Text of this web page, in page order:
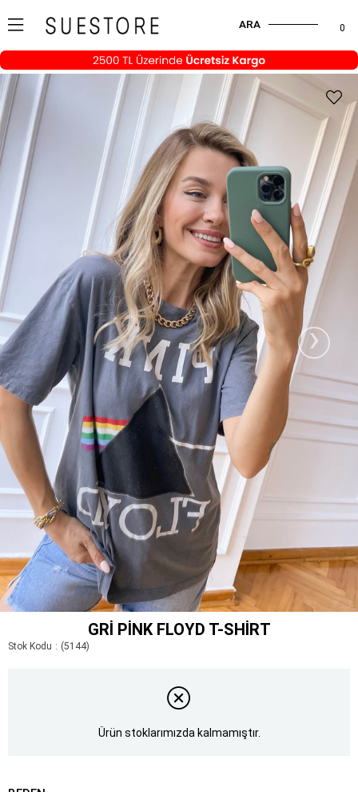
0
ARA
›
GRI PINK FLOYD T-SHIRT
Stok Kodu (5144)
Ürün stoklarımızda kalmamıştır.